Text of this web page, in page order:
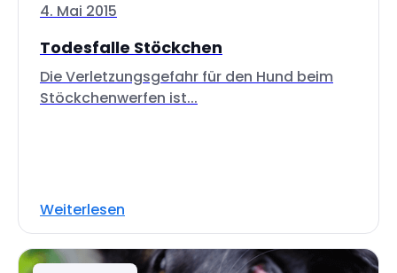
4. Mai 2015
Todesfalle Stöckchen
Die Verletzungsgefahr für den Hund beim
Stöckchenwerfen ist...
Weiterlesen